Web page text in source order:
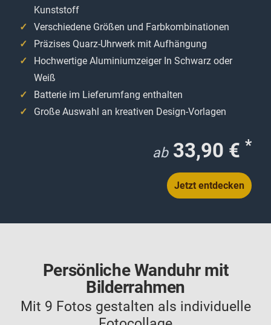
Kunststoff
Verschiedene Größen und Farbkombinationen
Präzises Quarz-Uhrwerk mit Aufhängung
Hochwertige Aluminiumzeiger In Schwarz oder
Weiß
Batterie im Lieferumfang enthalten
Große Auswahl an kreativen Design-Vorlagen
ab 33,90 € *
Jetzt entdecken
Persönliche Wanduhr mit
Bilderrahmen
Mit 9 Fotos gestalten als individuelle